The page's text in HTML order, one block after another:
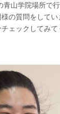
山学院場所で
の質問をして
ェックしてみ